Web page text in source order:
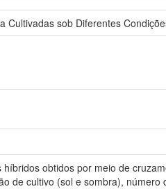
sob Diferentes
obtidos por meio de
de cultivo (sol e sombra),